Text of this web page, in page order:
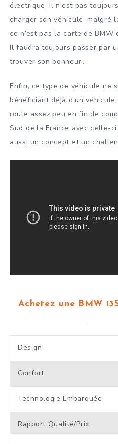
électrique, Il n’est pas
charger son véhicule, malgré
ce n’est pas la carte de
Il faudra toujours passer par
trouver son bonheur…
Enfin, ce type de véhicule ne
bénéficiant déjà d’un
roule assez peu en fin de
Sud de la France avec celle-
aussi un concept et un
Achetez une BMW
Design
Confort
Technologie Embarquée
Rapport Qualité/Prix